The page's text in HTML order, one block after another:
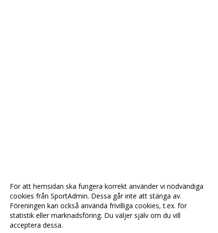
För att hemsidan ska fungera korrekt använder vi nödvändiga
cookies från SportAdmin. Dessa går inte att stänga av.
Föreningen kan också använda frivilliga cookies, t.ex. för
statistik eller marknadsföring. Du väljer själv om du vill
acceptera dessa.